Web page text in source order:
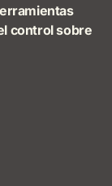
control sobre